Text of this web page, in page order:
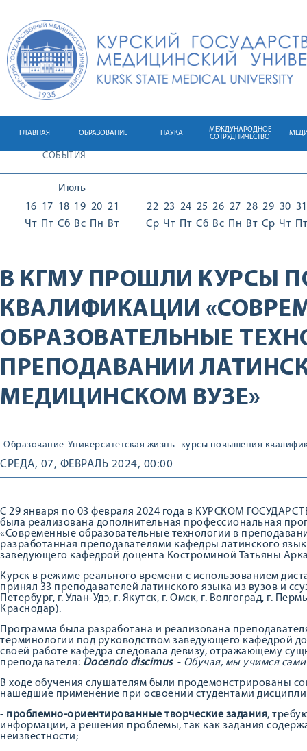
ГЛАВНАЯ ОБРАЗОВАНИЕ НАУКА
МЕЖДУНАРОДНОЕ
СОТРУДНИЧЕСТВО
СОБЫТИЯ
Июль
16
Чт
17
Пт
18
Сб
19
Вс
20
Пн
21
Вт
22
Ср
23
Чт
24
Пт
25
Сб
26
Вс
27
Пн
28
Вт
29
Ср
30
Чт
31
Пт
В КГМУ ПРОШЛИ КУРСЫ
КВАЛИФИКАЦИИ
ОБРАЗОВАТЕЛЬНЫЕ
ПРЕПОДАВАНИИ
МЕДИЦИНСКОМ ВУЗЕ»
Образование Университетская жизнь курсы повышения
СРЕДА, 07, ФЕВРАЛЬ 2024, 00:00
С 29 января по 03 февраля 2024 года в КУРСКОМ
была реализована дополнительная профессиональная
«Современные образовательные технологии в
разработанная преподавателями кафедры латинского
заведующего кафедрой доцента Костроминой Татьяны
Курск в режиме реального времени с использованием
принял 33 преподавателей латинского языка из вузов и
Петербург, г. Улан-Удэ, г. Якутск, г. Омск, г. Волгоград, г.
Краснодар).
Программа была разработана и реализована
терминологии под руководством заведующего кафедрой
своей работе кафедра следовала девизу, отражающему
преподавателя: Docendo discimus- Обучая, мы учимся
В ходе обучения слушателям были продемонстрированы
нашедшие применение при освоении студентами
- проблемно-ориентированные творческие задания,
информации, а решения проблемы, так как задания
неизвестности;